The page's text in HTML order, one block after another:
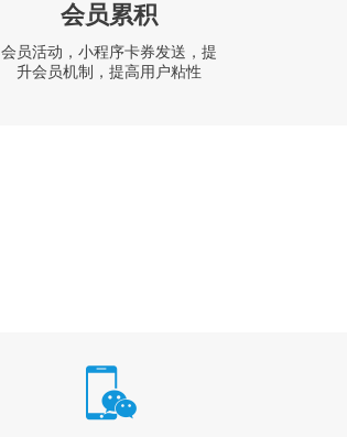
会员累积
会员活动，小程序卡券发送，提
升会员机制，提高用户粘性